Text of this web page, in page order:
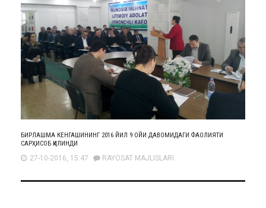
БИРЛАШМА КЕНГАШИНИНГ 2016 ЙИЛ 9 ОЙИ ДАВОМИДАГИ ФАОЛИЯТИ
САРҲИСОБ ҚИЛИНДИ
27-10-2016, 15:47 RAYOSAT MAJLISLARI